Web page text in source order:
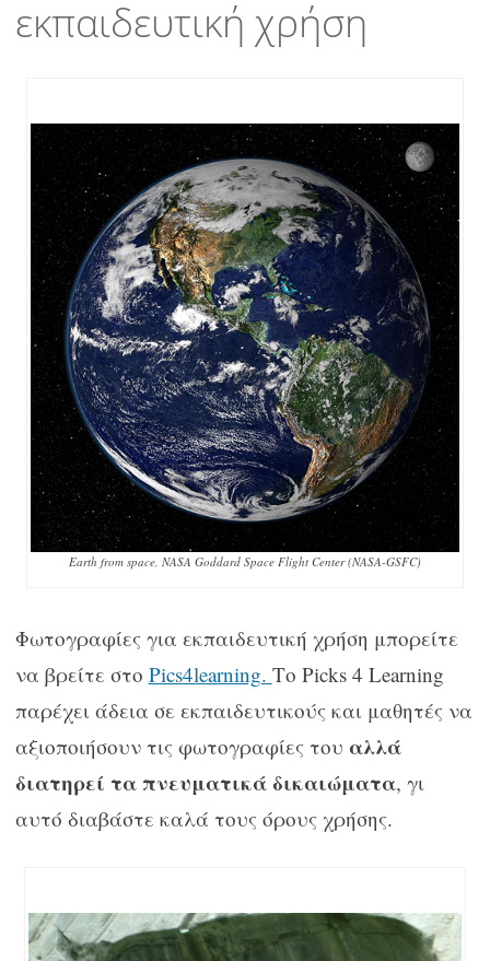
εκπαιδευτική χρήση
Earth from space, NASA Goddard Space Flight Center (NASA-GSFC)
Φωτογραφίες για εκπαιδευτική χρήση μπορείτε
να βρείτε στο Pics4learning. Το Picks 4 Learning
παρέχει άδεια σε εκπαιδευτικούς και μαθητές να
αξιοποιήσουν τις φωτογραφίες του αλλά
διατηρεί τα πνευματικά δικαιώματα, γι
αυτό διαβάστε καλά τους όρους χρήσης.